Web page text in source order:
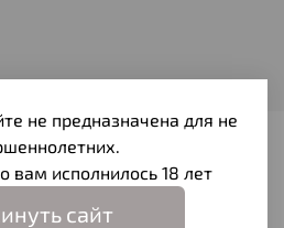
не предназначена для не
вам исполнилось 18 лет
сайт